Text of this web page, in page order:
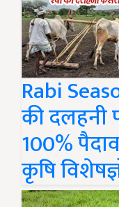
Rabi
की दलहनी
100%
कृषि